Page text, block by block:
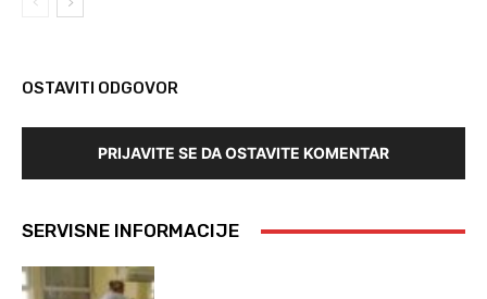
OSTAVITI ODGOVOR
PRIJAVITE SE DA OSTAVITE KOMENTAR
SERVISNE INFORMACIJE